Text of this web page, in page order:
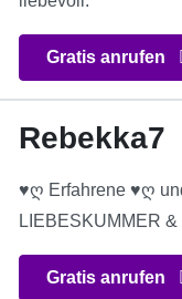
Gratis anrufen
Rebekka7
♥ღ Erfahrene ♥ღ
LIEBESKUMMER
Gratis anrufen